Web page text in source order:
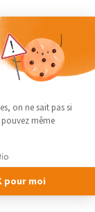
ça marche
on ne sait pas si
même
pour moi